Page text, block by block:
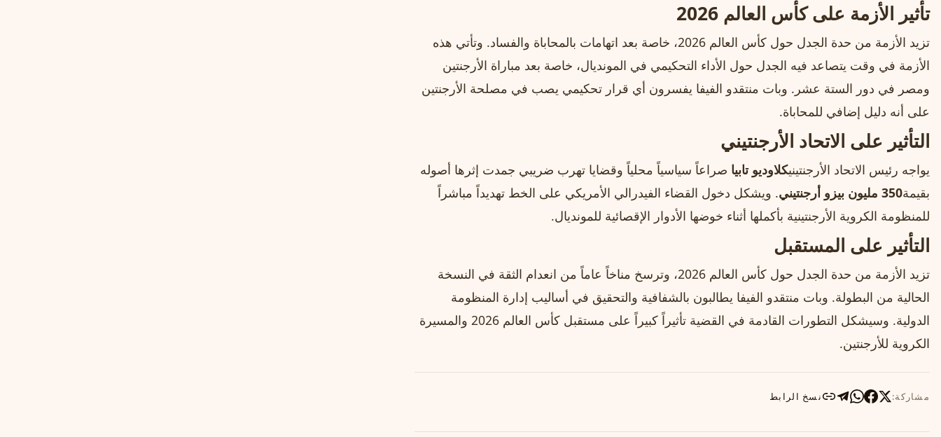
تأثير الأزمة على كأس العالم 2026
تزيد الأزمة من حدة الجدل حول كأس العالم 2026، خاصة بعد اتهامات بالمحاباة والفساد. وتأتي هذه
الأزمة في وقت يتصاعد فيه الجدل حول الأداء التحكيمي في المونديال، خاصة بعد مباراة الأرجنتين
ومصر في دور الستة عشر. وبات منتقدو الفيفا يفسرون أي قرار تحكيمي يصب في مصلحة الأرجنتين
على أنه دليل إضافي للمحاباة.
التأثير على الاتحاد الأرجنتيني
يواجه رئيس الاتحاد الأرجنتينيكلاوديو تابيا صراعاً سياسياً محلياً وقضايا تهرب ضريبي جمدت إثرها أصوله
بقيمة350 مليون بيزو أرجنتيني
. ويشكل دخول القضاء الفيدرالي الأمريكي على الخط تهديداً مباشراً
للمنظومة الكروية الأرجنتينية بأكملها أثناء خوضها الأدوار الإقصائية للمونديال.
التأثير على المستقبل
تزيد الأزمة من حدة الجدل حول كأس العالم 2026، وترسخ مناخاً عاماً من انعدام الثقة في النسخة
الحالية من البطولة. وبات منتقدو الفيفا يطالبون بالشفافية والتحقيق في أساليب إدارة المنظومة
الدولية. وسيشكل التطورات القادمة في القضية تأثيراً كبيراً على مستقبل كأس العالم 2026 والمسيرة
الكروية للأرجنتين.
مشاركة: نسخ الرابط